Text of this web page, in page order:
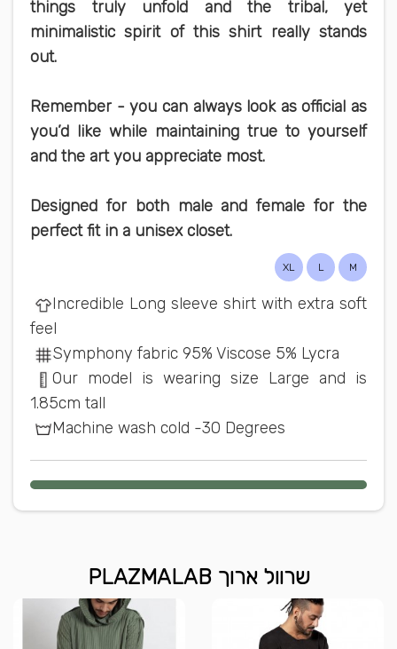
things truly unfold and the tribal, yet
minimalistic spirit of this shirt really stands
out.
Remember - you can always look as official as
you’d like while maintaining true to yourself
and the art you appreciate most.
Designed for both male and female for the
perfect fit in a unisex closet.
M
L
XL
Incredible Long sleeve shirt with extra soft
feel
Symphony fabric 95% Viscose 5% Lycra
Our model is wearing size Large and is
1.85cm tall
Machine wash cold -30 Degrees
שרוול ארוך PLAZMALAB